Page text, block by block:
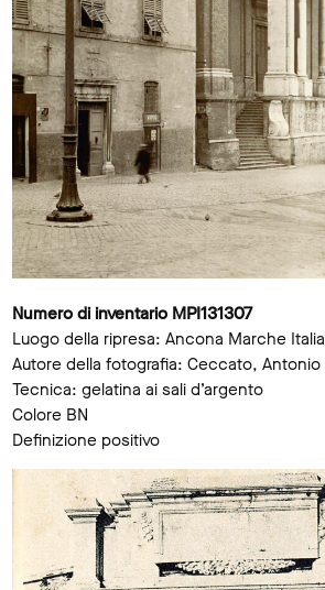
Numero di inventario MPI131307
Luogo della ripresa: Ancona Marche Italia
Autore della fotografia: Ceccato, Antonio
Tecnica: gelatina ai sali d’argento
Colore BN
Definizione positivo